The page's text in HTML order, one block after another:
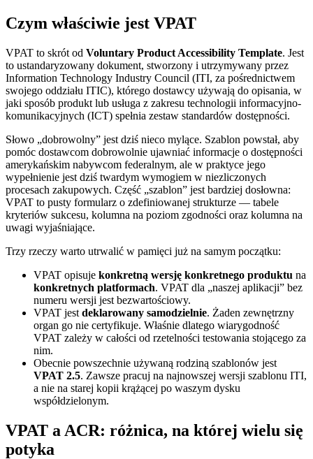
Czym właściwie jest VPAT
VPAT to skrót od Voluntary Product Accessibility Template. Jest
to ustandaryzowany dokument, stworzony i utrzymywany przez
Information Technology Industry Council (ITI, za pośrednictwem
swojego oddziału ITIC), którego dostawcy używają do opisania, w
jaki sposób produkt lub usługa z zakresu technologii informacyjno-
komunikacyjnych (ICT) spełnia zestaw standardów dostępności.
Słowo „dobrowolny” jest dziś nieco mylące. Szablon powstał, aby
pomóc dostawcom dobrowolnie ujawniać informacje o dostępności
amerykańskim nabywcom federalnym, ale w praktyce jego
wypełnienie jest dziś twardym wymogiem w niezliczonych
procesach zakupowych. Część „szablon” jest bardziej dosłowna:
VPAT to pusty formularz o zdefiniowanej strukturze — tabele
kryteriów sukcesu, kolumna na poziom zgodności oraz kolumna na
uwagi wyjaśniające.
Trzy rzeczy warto utrwalić w pamięci już na samym początku:
VPAT opisuje konkretną wersję konkretnego produktu na
konkretnych platformach. VPAT dla „naszej aplikacji” bez
numeru wersji jest bezwartościowy.
VPAT jest deklarowany samodzielnie. Żaden zewnętrzny
organ go nie certyfikuje. Właśnie dlatego wiarygodność
VPAT zależy w całości od rzetelności testowania stojącego za
nim.
Obecnie powszechnie używaną rodziną szablonów jest
VPAT 2.5. Zawsze pracuj na najnowszej wersji szablonu ITI,
a nie na starej kopii krążącej po waszym dysku
współdzielonym.
VPAT a ACR: różnica, na której wielu się
potyka